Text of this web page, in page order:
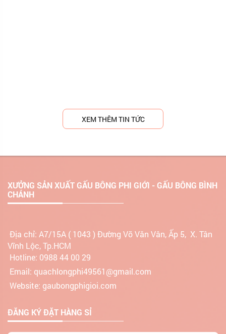
XEM THÊM TIN TỨC
XƯỞNG SẢN XUẤT GẤU BÔNG PHI GIỚI - GẤU BÔNG BÌNH
CHÁNH
Địa chỉ: A7/15A ( 1043 ) Đường Võ Văn Vân, Ấp 5, X. Tân
Vĩnh Lộc, Tp.HCM
Hotline: 0988 44 00 29
Email: quachlongphi49561@gmail.com
Website: gaubongphigioi.com
ĐĂNG KÝ ĐẶT HÀNG SỈ